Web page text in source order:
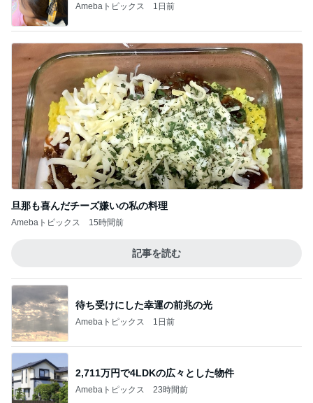
Amebaトピックス 1日前
旦那も喜んだチーズ嫌いの私の料理
Amebaトピックス 15時間前
記事を読む
待ち受けにした幸運の前兆の光
Amebaトピックス 1日前
2,711万円で4LDKの広々とした物件
Amebaトピックス 23時間前